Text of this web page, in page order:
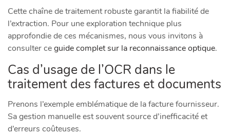
Cette chaîne de traitement robuste garantit la fiabilité de
l’extraction. Pour une exploration technique plus
approfondie de ces mécanismes, nous vous invitons à
consulter ceguide complet sur la reconnaissance optique.
Cas d’usage de l’OCR dans le
traitement des factures et documents
Prenons l’exemple emblématique de la facture fournisseur.
Sa gestion manuelle est souvent source d’inefficacité et
d’erreurs coûteuses.